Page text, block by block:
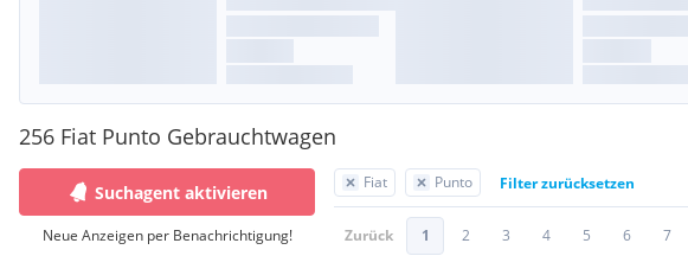
256 Fiat Punto Gebrauchtwagen
Fiat Punto Filter zurücksetzen
Zurück 1 2 3 4 5 6 7
Suchagent aktivieren
Neue Anzeigen per Benachrichtigung!